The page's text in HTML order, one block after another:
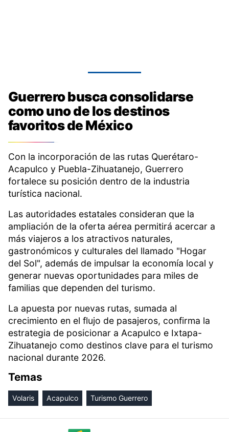
Guerrero busca consolidarse
como uno de los destinos
favoritos de México
Con la incorporación de las rutas Querétaro-
Acapulco y Puebla-Zihuatanejo, Guerrero
fortalece su posición dentro de la industria
turística nacional.
Las autoridades estatales consideran que la
ampliación de la oferta aérea permitirá acercar a
más viajeros a los atractivos naturales,
gastronómicos y culturales del llamado "Hogar
del Sol", además de impulsar la economía local y
generar nuevas oportunidades para miles de
familias que dependen del turismo.
La apuesta por nuevas rutas, sumada al
crecimiento en el flujo de pasajeros, confirma la
estrategia de posicionar a Acapulco e Ixtapa-
Zihuatanejo como destinos clave para el turismo
nacional durante 2026.
Temas
Volaris Acapulco Turismo Guerrero